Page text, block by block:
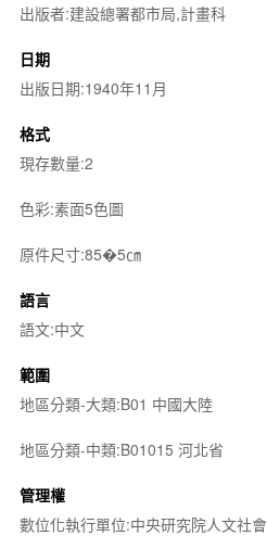
出版者:建設總署都市局,計畫科
日期
出版日期:1940年11月
格式
現存數量:2
色彩:素面5色圖
原件尺寸:85�5㎝
語言
語文:中文
範圍
地區分類-大類:B01 中國大陸
地區分類-中類:B01015 河北省
管理權
數位化執行單位:中央研究院人文社